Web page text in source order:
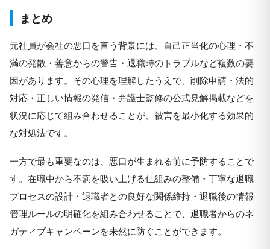
まとめ
元社員が会社の悪口を言う背景には、自己正当化の心理・不
満の発散・善意からの警告・退職時のトラブルなど複数の要
因があります。その心理を理解したうえで、削除申請・法的
対応・正しい情報の発信・弁護士監修の公式見解掲載などを
状況に応じて組み合わせることが、被害を最小化する効果的
な対処法です。
一方で最も重要なのは、悪口が生まれる前に予防することで
す。在職中から不満を吸い上げる仕組みの整備・丁寧な退職
プロセスの設計・退職者との良好な関係維持・退職後の情報
管理ルールの明確化を組み合わせることで、退職者からのネ
ガティブキャンペーンを未然に防ぐことができます。